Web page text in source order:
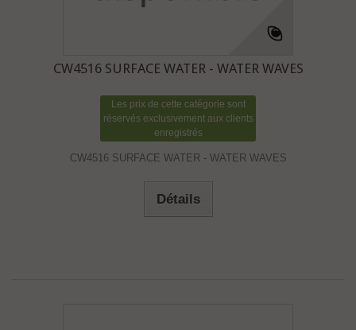
CW4516 SURFACE WATER - WATER WAVES
Les prix de cette catégorie sont
réservés exclusivement aux clients
enregistrés
CW4516 SURFACE WATER - WATER WAVES
Détails